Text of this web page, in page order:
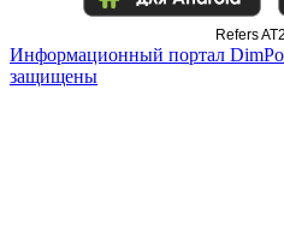
Refers
Информационный портал
защищены